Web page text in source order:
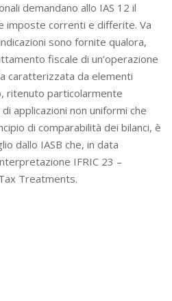
demandano allo IAS 12 il
imposte correnti e differite. Va
sono fornite qualora,
fiscale di un’operazione
caratterizzata da elementi
ritenuto particolarmente
applicazioni non uniformi che
di comparabilità dei bilanci, è
dallo IASB che, in data
IFRIC 23 –
Treatments.